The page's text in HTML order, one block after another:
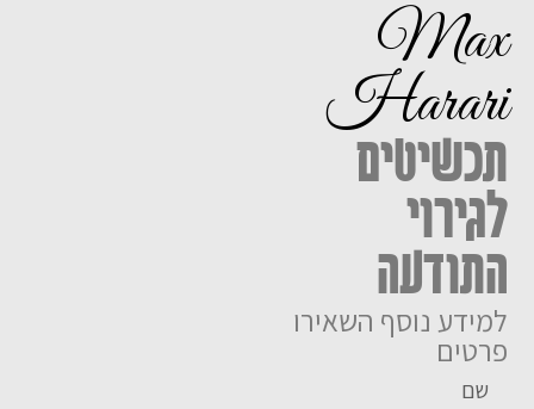
Max
Harari
תכשיטים
לגירוי
התודעה
למידע נוסף השאירו
פרטים